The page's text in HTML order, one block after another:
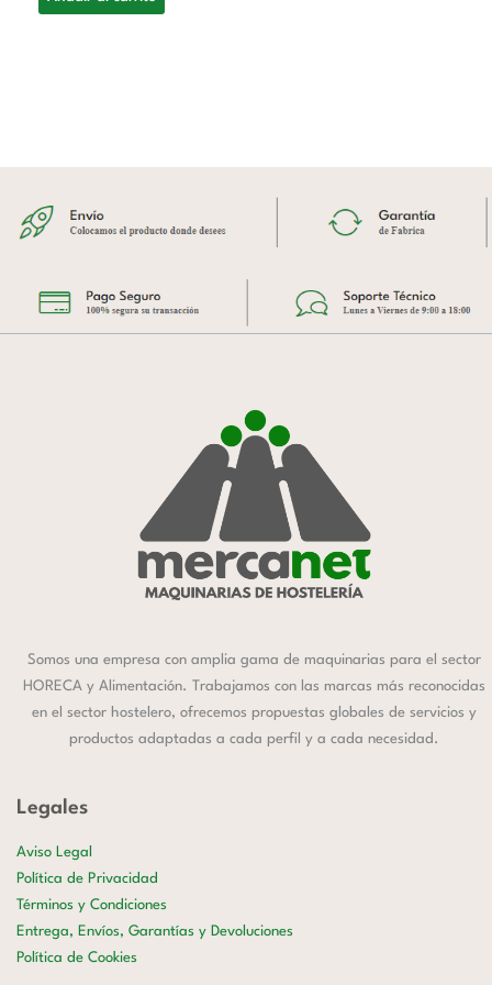
Somos una empresa con amplia gama de maquinarias para el sector
HORECA y Alimentación. Trabajamos con las marcas más reconocidas
en el sector hostelero, ofrecemos propuestas globales de servicios y
productos adaptadas a cada perfil y a cada necesidad.
Legales
Aviso Legal
Política de Privacidad
Términos y Condiciones
Entrega, Envíos, Garantías y Devoluciones
Política de Cookies